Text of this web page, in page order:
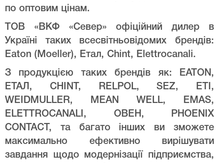
по оптовим цінам.
ТОВ «ВКФ «Север» офіційний дилер в
Україні таких всесвітньовідомих брендів:
Eaton (Moeller), Етал, Chint, Elettrocanali.
З продукцією таких брендів як: EATON,
ЕТАЛ, CHINT, RELPOL, SEZ, ETI,
WEIDMULLER, MEAN WELL, EMAS,
ELETTROCANALI, ОВЕН, PHOENIX
CONTACT, та багато інших ви зможете
максимально ефективно вирішувати
завдання щодо модернізації підприємства,